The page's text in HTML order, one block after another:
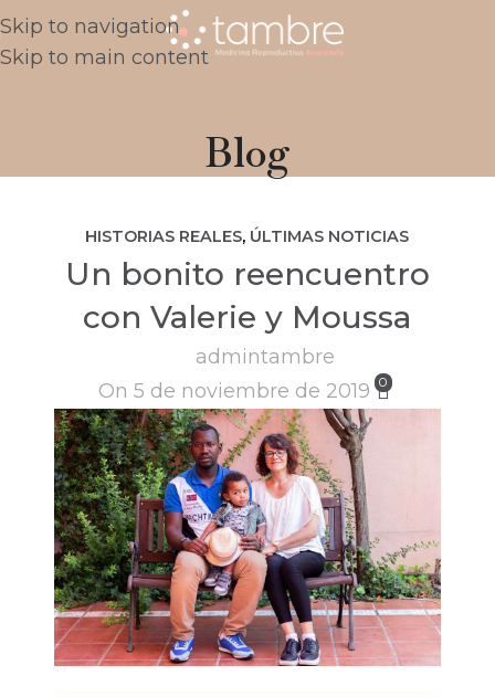
Skip to navigation
Skip to main content
Blog
HISTORIAS REALES, ÚLTIMAS NOTICIAS
Un bonito reencuentro
con Valerie y Moussa
admintambre
On 5 de noviembre de 2019
0